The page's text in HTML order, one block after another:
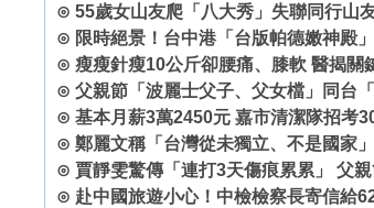
⊙ 55歲女山友爬「八大秀」失聯同行山
⊙ 限時絕景！台中港「台版帕德嫩神殿
⊙ 瘦瘦針瘦10公斤卻腰痛、膝軟 醫揭關
⊙ 父親節「波麗士父子、父女檔」同台
⊙ 基本月薪3萬2450元 嘉市清潔隊招考
⊙ 鄭麗文稱「台灣從未獨立、不是國家
⊙ 賈靜雯驚傳「連打3天傷痕累累」 父
⊙ 赴中國旅遊小心！中檢檢察長寄信給